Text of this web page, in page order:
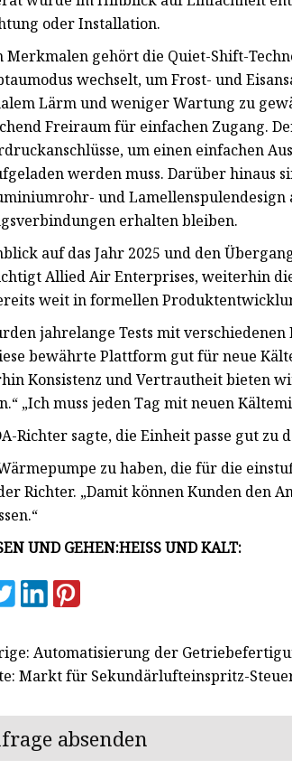
oder Installation.
Merkmalen gehört die Quiet-Shift-
wechselt, um Frost- und
Lärm und weniger Wartung zu
Freiraum für einfachen Zugang.
um einen einfachen
werden muss. Darüber hinaus
und Lamellenspulendesign
erhalten bleiben.
auf das Jahr 2025 und den
Allied Air Enterprises, weiterhin
weit in formellen
jahrelange Tests mit
bewährte Plattform gut für neue
Konsistenz und Vertrautheit bieten
„Ich muss jeden Tag mit neuen
Richter sagte, die Einheit passe gut
zu haben, die für die
Richter. „Damit können Kunden den
UND GEHEN:HEISS UND KALT:
Automatisierung der
Markt für Sekundärlufteinspritz-
absenden